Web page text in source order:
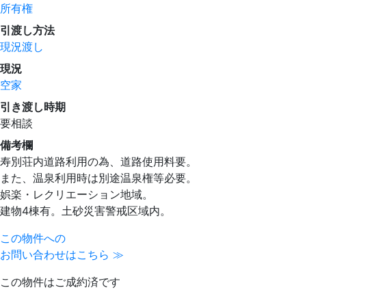
所有権
引渡し方法
現況渡し
現況
空家
引き渡し時期
要相談
備考欄
寿別荘内道路利用の為、道路使用料要。
また、温泉利用時は別途温泉権等必要。
娯楽・レクリエーション地域。
建物4棟有。土砂災害警戒区域内。
この物件への
お問い合わせはこちら ≫
この物件はご成約済です